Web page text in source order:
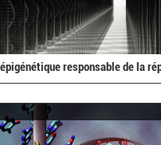
responsable de la